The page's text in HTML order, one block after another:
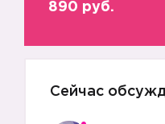
890 руб.
Сейчас